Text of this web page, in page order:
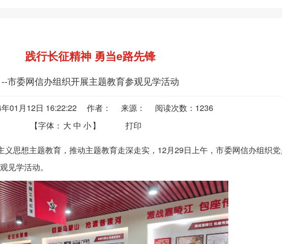
践行长征精神 勇当e路先锋
--市委网信办组织开展主题教育参观见学活动
年01月12日 16:22:22 作者： 来源： 阅读次数： 1236
【字体： 大 中 小】 打印
想主题教育，推动主题教育走深走实，12月29日上午，市委网信办组织
见学活动。